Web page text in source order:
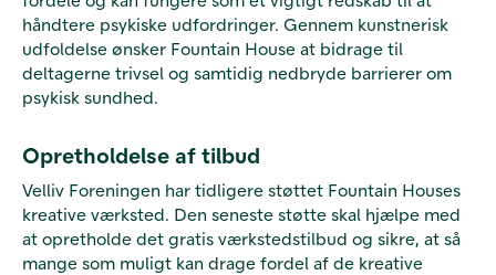
håndtere psykiske udfordringer. Gennem kunstnerisk
udfoldelse ønsker Fountain House at bidrage til
deltagerne trivsel og samtidig nedbryde barrierer om
psykisk sundhed.
Opretholdelse af tilbud
Velliv Foreningen har tidligere støttet Fountain Houses
kreative værksted. Den seneste støtte skal hjælpe med
at opretholde det gratis værkstedstilbud og sikre, at så
mange som muligt kan drage fordel af de kreative